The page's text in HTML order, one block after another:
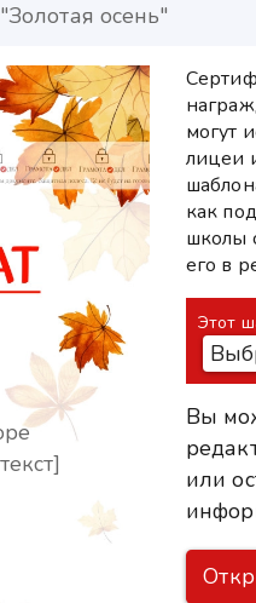
осень"
могут
лицеи
как
школы
его в
Этот
Вы
или